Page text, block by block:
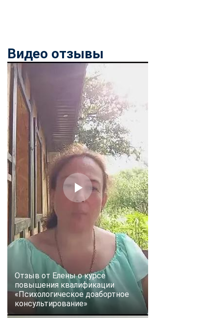
Видео отзывы
Отзыв от Елены о курсе
повышения квалификации
«Психологическое доабортное
консультирование»